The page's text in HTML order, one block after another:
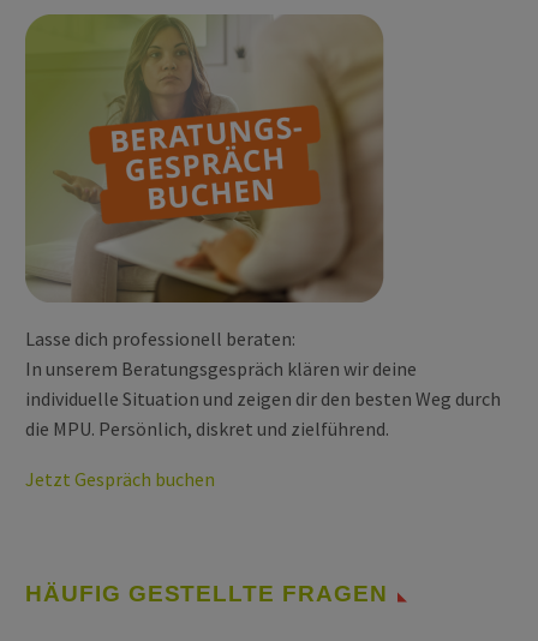
Lasse dich professionell beraten:
In unserem Beratungsgespräch klären wir deine
individuelle Situation und zeigen dir den besten Weg durch
die MPU. Persönlich, diskret und zielführend.
Jetzt Gespräch buchen
HÄUFIG GESTELLTE FRAGEN